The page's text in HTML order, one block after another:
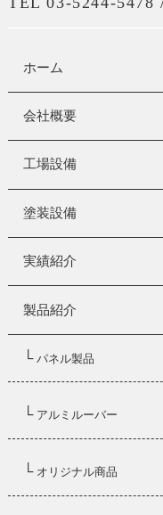
ホーム
会社概要
工場設備
塗装設備
実績紹介
製品紹介
└ パネル製品
└ アルミルーバー
└ オリジナル商品